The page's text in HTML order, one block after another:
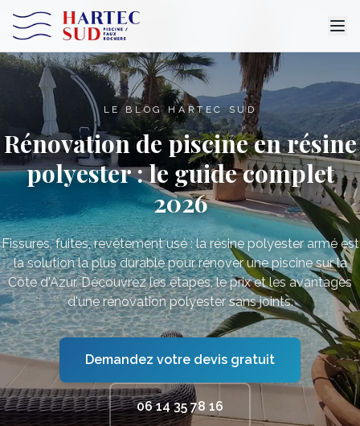
LE BLOG HARTEC SUD
Rénovation de piscine en résine
polyester : le guide complet
2026
Fissures, fuites, revêtement usé : la résine polyester armé est
la solution la plus durable pour rénover une piscine sur la
Côte d'Azur. Découvrez les étapes, le prix et les avantages
d'une rénovation polyester sans joints.
Demandez votre devis gratuit
06 14 35 78 16